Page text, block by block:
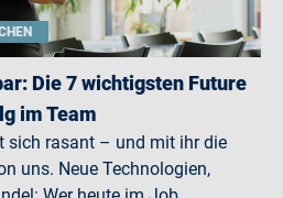
Die 7 wichtigsten Future
im Team
sich rasant – und mit ihr die
uns. Neue Technologien,